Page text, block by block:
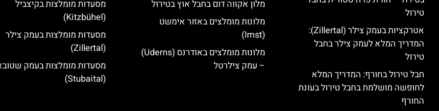
טירול
אטרקציות בעמק צילר (Zillertal):
המדריך המלא לעמק צילר בחבל
טירול
חבל טירול בחורף: המדריך המלא
לחופשה מושלמת בחבל טירול בעונת
החורף
מלון אקווה דום בחבל אוץ בטירול
מלונות מומלצים באזור אימשט
(Imst)
מלונות מומלצים באודרנס (Uderns)
– עמק צילרטל
מסעדות מומלצות בקיצביל
(Kitzbühel)
מסעדות מומלצות בעמק צילר
(Zillertal)
מסעדות מומלצות בעמק
(Stubaital)